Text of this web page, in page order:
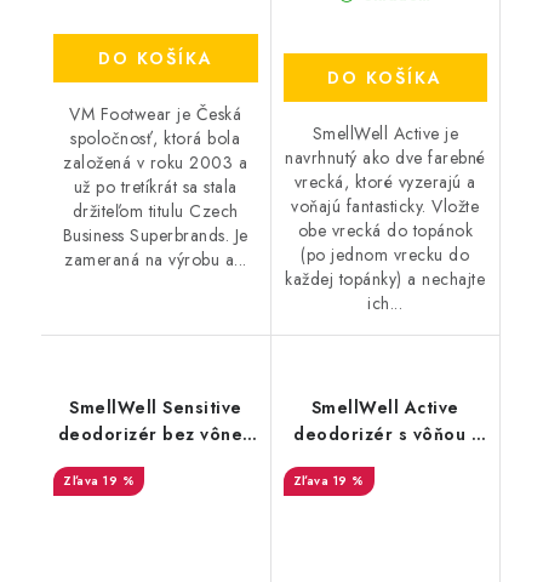
DO KOŠÍKA
VM Footwear je Česká
spoločnosť, ktorá bola
založená v roku 2003 a
už po tretíkrát sa stala
držiteľom titulu Czech
Business Superbrands. Je
zameraná na výrobu a...
DO KOŠÍKA
SmellWell Active je
navrhnutý ako dve farebné
vrecká, ktoré vyzerajú a
voňajú fantasticky. Vložte
obe vrecká do topánok
(po jednom vrecku do
každej topánky) a nechajte
ich...
SmellWell Sensitive
deodorizér bez vône -
Blue
19 %
SmellWell Active
deodorizér s vôňou -
Pink Zebra
19 %